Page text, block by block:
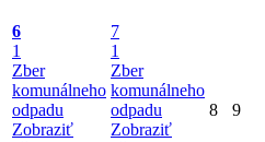
6
1
Zber
komunálneho
odpadu
Zobraziť
7
1
Zber
komunálneho
odpadu
Zobraziť
8 9